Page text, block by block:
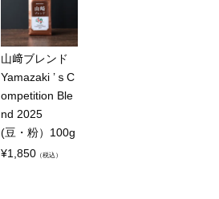
山﨑ブレンド
Yamazaki ’ｓC
ompetition Ble
nd 2025
(豆・粉）100g
¥1,850 （税込）